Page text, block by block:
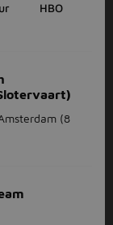
HBO
(8